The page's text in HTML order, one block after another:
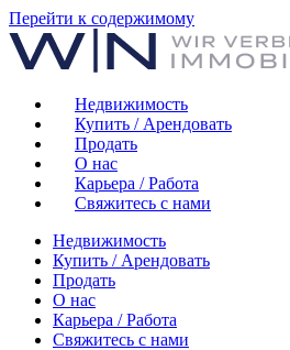
Перейти к содержимому
Недвижимость
Купить / Арендовать
Продать
О нас
Карьера / Работа
Свяжитесь с нами
Недвижимость
Купить / Арендовать
Продать
О нас
Карьера / Работа
Свяжитесь с нами